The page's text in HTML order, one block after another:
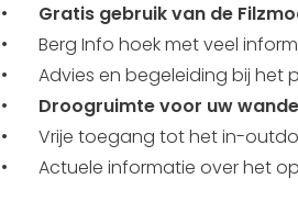
•
Gratis gebruik van de
• Berg Info hoek met veel
• Advies en begeleiding bij het
•
Droogruimte voor uw
• Vrije toegang tot het in-
• Actuele informatie over het